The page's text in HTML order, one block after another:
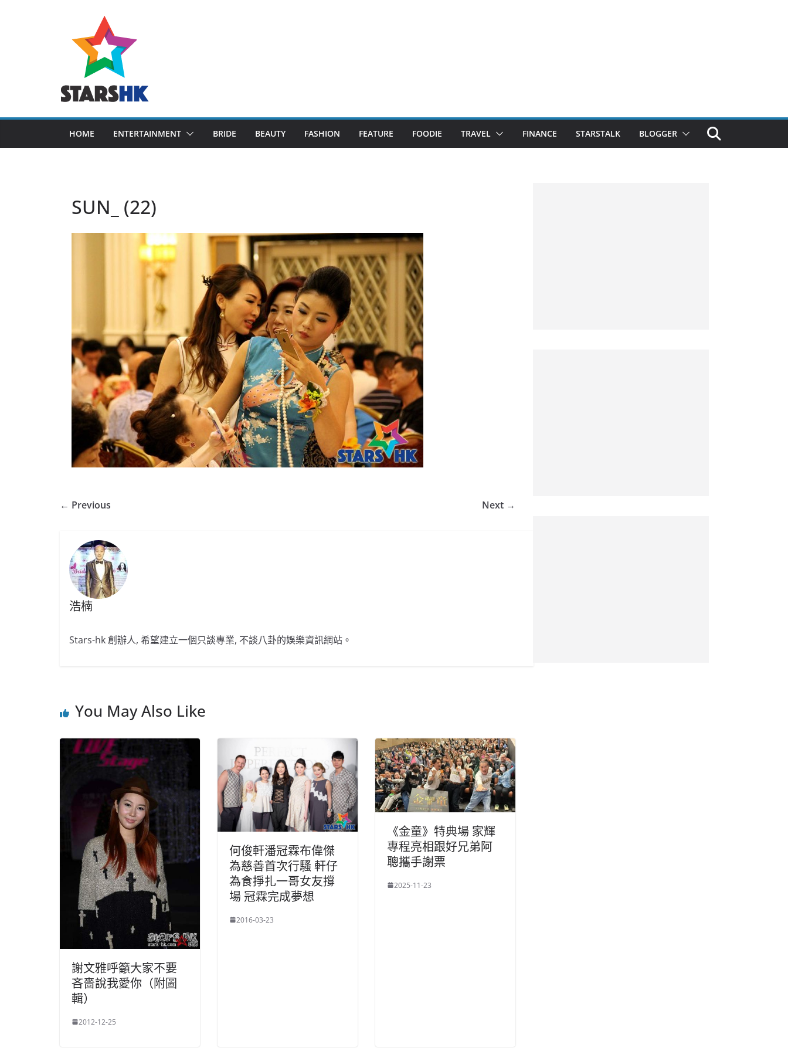
HOME ENTERTAINMENT BRIDE BEAUTY FASHION FEATURE FOODIE TRAVEL FINANCE STARSTALK BLOGGER
SUN_ (22)
← Previous Next →
浩楠
Stars-hk 創辦人, 希望建立一個只談專業, 不談八卦的娛樂資訊網站。
You May Also Like
謝文雅呼籲大家不要
吝嗇說我愛你（附圖
輯）
2012-12-25
何俊軒潘冠霖布偉傑
為慈善首次行騷 軒仔
為食掙扎一哥女友撐
場 冠霖完成夢想
2016-03-23
《金童》特典場 家輝
專程亮相跟好兄弟阿
聰攜手謝票
2025-11-23